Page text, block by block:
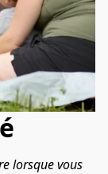
lorsque vous